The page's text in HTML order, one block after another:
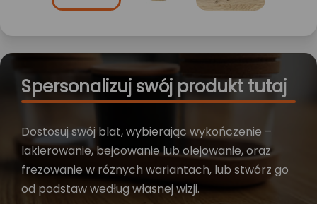
Spersonalizuj swój produkt tutaj
Dostosuj swój blat, wybierając wykończenie –
lakierowanie, bejcowanie lub olejowanie, oraz
frezowanie w różnych wariantach, lub stwórz go
od podstaw według własnej wizji.